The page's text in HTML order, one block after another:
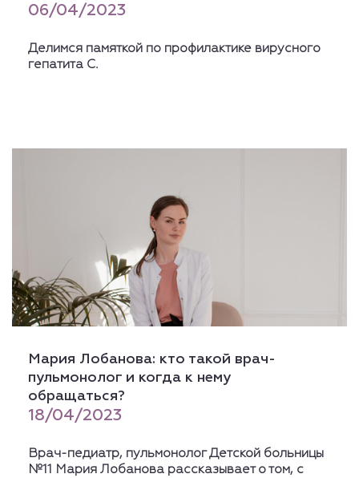
06/04/2023
Делимся памяткой по профилактике вирусного
гепатита С.
Мария Лобанова: кто такой врач-
пульмонолог и когда к нему
обращаться?
18/04/2023
Врач-педиатр, пульмонолог Детской больницы
№11 Мария Лобанова рассказывает о том, с